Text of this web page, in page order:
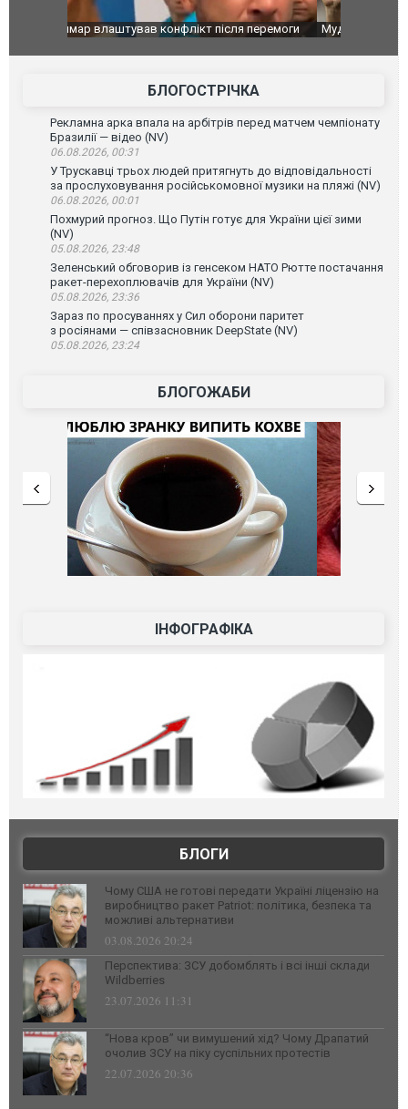
Мудрик провів перший матч за "Челсі" після
під час
Франції
БЛОГОСТРІЧКА
Рекламна арка впала на арбітрів перед матчем чемпіонату
Бразилії — відео (NV)
06.08.2026, 00:31
У Трускавці трьох людей притягнуть до відповідальності
за прослуховування російськомовної музики на пляжі (NV)
06.08.2026, 00:01
Похмурий прогноз. Що Путін готує для України цієї зими
(NV)
05.08.2026, 23:48
Зеленський обговорив із генсеком НАТО Рютте постачання
ракет-перехоплювачів для України (NV)
05.08.2026, 23:36
Зараз по просуваннях у Сил оборони паритет
з росіянами — співзасновник DeepState (NV)
05.08.2026, 23:24
БЛОГОЖАБИ
ІНФОГРАФІКА
БЛОГИ
Чому США не готові передати Україні ліцензію на
виробництво ракет Patriot: політика, безпека та
можливі альтернативи
03.08.2026 20:24
Перспектива: ЗСУ добомблять і всі інші склади
Wildberries
23.07.2026 11:31
“Нова кров” чи вимушений хід? Чому Драпатий
очолив ЗСУ на піку суспільних протестів
22.07.2026 20:36